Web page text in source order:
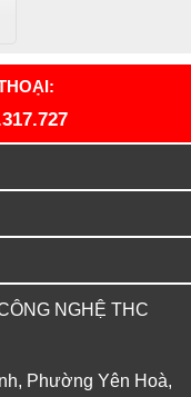
NGHỆ THC
Phường Yên Hoà,